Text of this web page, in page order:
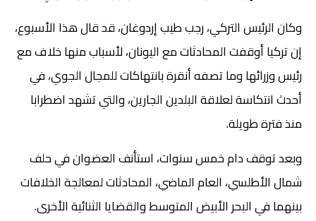
وكان الرئيس التركي، رجب طيب إردوغان، قد قال هذا الأسبوع،
إن تركيا أوقفت المحادثات مع اليونان، لأسباب منها خلاف مع
رئيس وزرائها وما تصفه أنقرة بانتهاكات للمجال الجوي، في
أحدث انتكاسة لعلاقة البلدين الجارين، والتي تشهد اضطرابا
منذ فترة طويلة.
وبعد توقف دام خمس سنوات، استأنف العضوان في حلف
شمال الأطلسي، العام الماضي، المحادثات لمعالجة الخلافات
بينهما في البحر الأبيض المتوسط ​​والقضايا الثنائية الأخرى.